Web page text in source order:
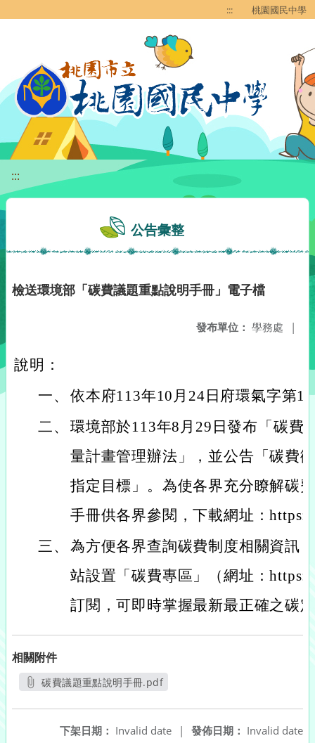
::: 桃園國民中學
:::
公告彙整
檢送環境部「碳費議題重點說明手冊」電子檔
發布單位： 學務處 |
說明：
一、 依本府113年10月24日府環氣字第
二、 環境部於113年8月29日發布「碳費
量計畫管理辦法」，並公告「碳費
指定目標」。為使各界充分瞭解碳
手冊供各界參閱，下載網址：
三、 為方便各界查詢碳費制度相關資訊
站設置「碳費專區」（網址：
訂閱，可即時掌握最新最正確之碳
相關附件
碳費議題重點說明手冊.pdf
發佈日期： Invalid date
下架日期： Invalid date
|